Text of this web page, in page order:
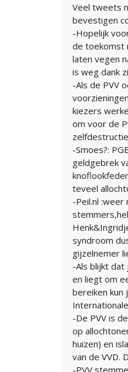
Veel tweets
bevestigen
-Hopelijk
de toekomst
laten vegen
is weg dank
-Als de PVV
kiezers
om voor de
-Smoes?:
geldgebrek
teveel
-Peil.nl :weer
syndroom
gijzelnemer
-Als blijkt
en liegt om
bereiken kun
-De PVV is
op
huizen) en
van de VVD.
-PVV